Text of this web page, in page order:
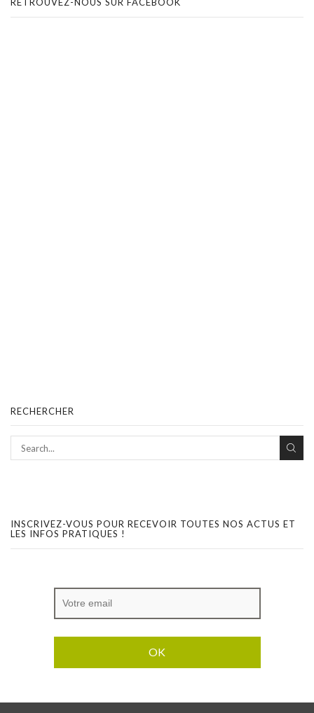
RECHERCHER
INSCRIVEZ-VOUS POUR RECEVOIR TOUTES NOS ACTUS ET
LES INFOS PRATIQUES !